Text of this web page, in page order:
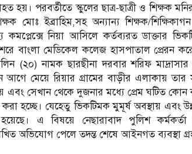
হয়। পরবর্তীতে স্কুলের ছাত্র-ছাত্রী ও শিক্ষক
মোঃ ইব্রাহিম,সহ অন্যান্য শিক্ষক/
কমপ্লেক্সে নিয়া আসিলে কর্তব্যরত ডাক্তার
বাংলা মেডিকেল কলেজ হাসপাতাল প্রেরন
(২০) নামক ছারছীনা দরবার শরিফ মাদ্রাসার
মেয়ে রিয়ার গ্রামের বাড়ীর এলাকায় তার
এবং সেখান থেকে দুজনার মধ্যে প্রেম ঘটিত কোন
করা হচ্ছে। যেহেতু ভিকটিমক মুমূর্ষ অবস্থায় এবং
এ বিষয়ে নেছারাবাদ পুলিশ কর্মকর্তা
অভিযোগ পেলে তদন্ত শেষে আইনগত ব্যবস্থা